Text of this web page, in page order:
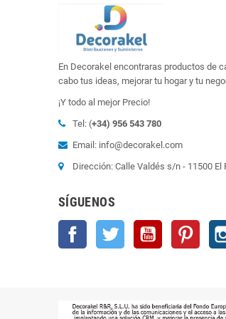
En Decorakel encontraras productos de
cabo tus ideas, mejorar tu hogar y tu
¡Y todo al mejor Precio!
Tel: (+34) 956 543 780
Email: info@decorakel.com
Dirección: Calle Valdés s/n - 11500 El
SÍGUENOS
Facebook Twitter YouTube